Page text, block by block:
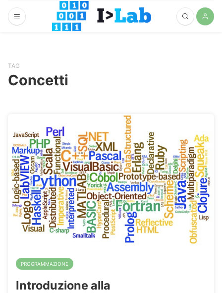
TAG
Concetti
PROGRAMMAZIONE
Introduzione alla